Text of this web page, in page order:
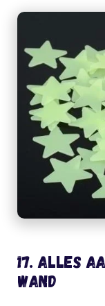
17. Alles
wand